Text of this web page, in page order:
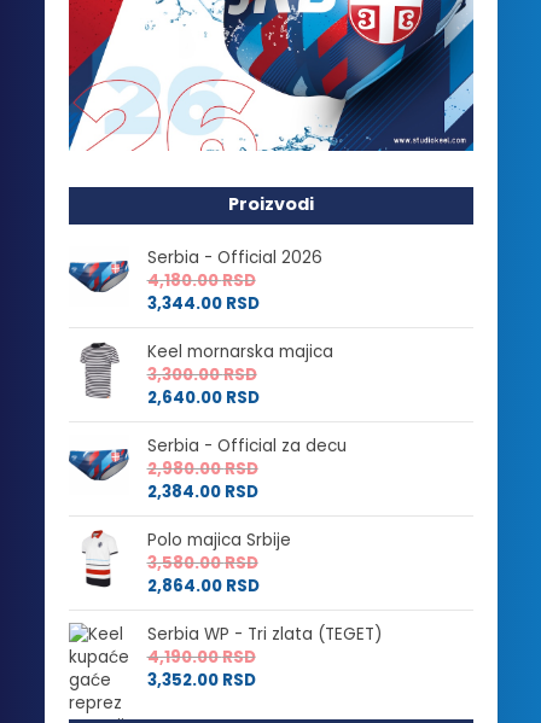
Proizvodi
Serbia - Official 2026
4,180.00RSD
3,344.00 RSD
Keel mornarska majica
3,300.00RSD
2,640.00 RSD
Serbia - Official za decu
2,980.00RSD
2,384.00 RSD
Polo majica Srbije
3,580.00RSD
2,864.00 RSD
Serbia WP - Tri zlata (TEGET)
4,190.00RSD
3,352.00 RSD